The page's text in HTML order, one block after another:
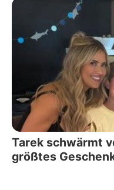
Tarek schwärmt
größtes